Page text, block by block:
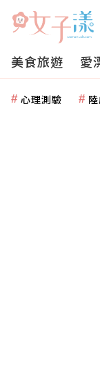
美食旅遊 愛
心理測驗